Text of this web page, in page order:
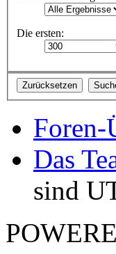
Die ersten:
Foren-
Das
sind